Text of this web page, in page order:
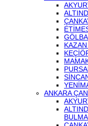
ANKARA
BULMA